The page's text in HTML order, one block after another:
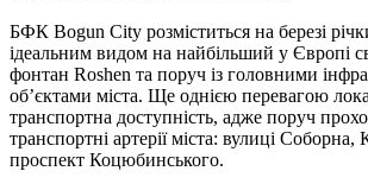
БФК Bogun City розміститься на березі
ідеальним видом на найбільший у Європі
фонтан Roshen та поруч із головними
об’єктами міста. Ще однією перевагою
транспортна доступність, адже поруч
транспортні артерії міста: вулиці Соборна,
проспект Коцюбинського.